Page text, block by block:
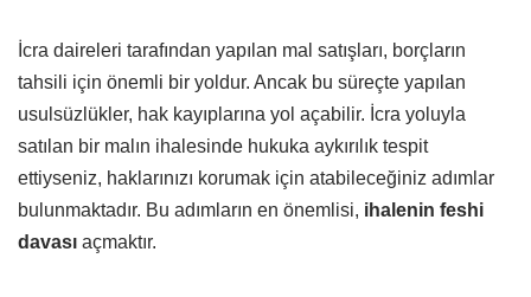
İcra daireleri tarafından yapılan mal satışları, borçların
tahsili için önemli bir yoldur. Ancak bu süreçte yapılan
usulsüzlükler, hak kayıplarına yol açabilir. İcra yoluyla
satılan bir malın ihalesinde hukuka aykırılık tespit
ettiyseniz, haklarınızı korumak için atabileceğiniz adımlar
bulunmaktadır. Bu adımların en önemlisi, ihalenin feshi
davası açmaktır.